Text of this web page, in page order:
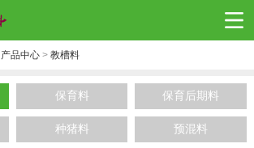
产品中心 > 教槽料
保育料 保育后期料
种猪料 预混料